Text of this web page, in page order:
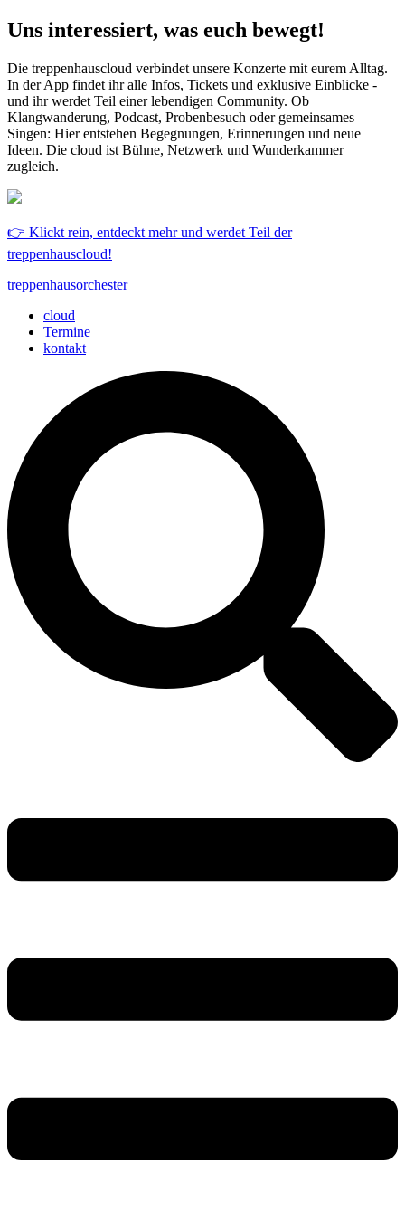
Uns interessiert, was euch bewegt!
Die treppenhauscloud verbindet unsere Konzerte mit eurem Alltag.
In der App findet ihr alle Infos, Tickets und exklusive Einblicke -
und ihr werdet Teil einer lebendigen Community. Ob
Klangwanderung, Podcast, Probenbesuch oder gemeinsames
Singen: Hier entstehen Begegnungen, Erinnerungen und neue
Ideen. Die cloud ist Bühne, Netzwerk und Wunderkammer
zugleich.
👉 Klickt rein, entdeckt mehr und werdet Teil der
treppenhauscloud!
treppenhausorchester
cloud
Termine
kontakt